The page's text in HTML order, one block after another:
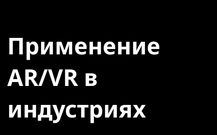
Применение
AR/VR в
индустриях